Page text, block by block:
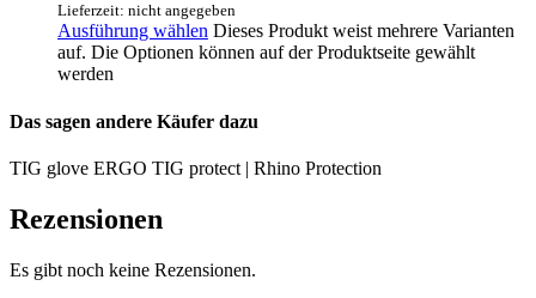
Lieferzeit: nicht angegeben
Ausführung wählen Dieses Produkt weist mehrere Varianten
auf. Die Optionen können auf der Produktseite gewählt
werden
Das sagen andere Käufer dazu
TIG glove ERGO TIG protect | Rhino Protection
Rezensionen
Es gibt noch keine Rezensionen.